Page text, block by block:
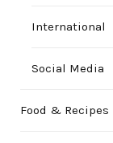
International
Social Media
Food & Recipes